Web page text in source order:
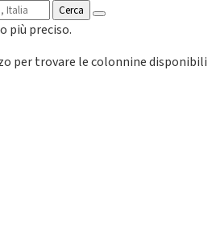
Cerca
più preciso.
per trovare le colonnine disponibili